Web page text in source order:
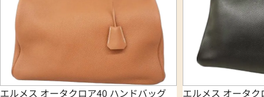
エルメス オータクロア40 ハンドバッグ
エルメス オータ